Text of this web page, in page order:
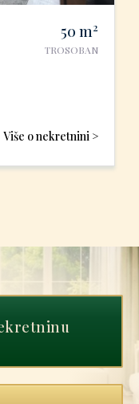
50 m2
TROSOBAN
Više o nekretnini >